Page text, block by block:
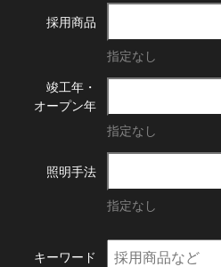
採用商品
指定なし
竣工年・
オープン年
指定なし
照明手法
指定なし
キーワード